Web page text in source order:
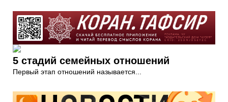
5 стадий семейных отношений
Первый этап отношений называется...